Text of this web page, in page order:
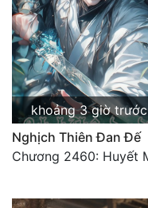
khoảng 3 giờ trước
Nghịch Thiên Đan Đế